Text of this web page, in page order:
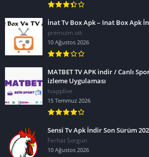
İnat Tv Box Apk – Inat Box Apk
premuim ott
10 Ağustos 2026
MATBET TV APK indir / Canlı
izleme Uygulaması
tvapplive
15 Temmuz 2026
Sensi Tv Apk İndir Son Sürüm
Ferhat Sorgun
10 Ağustos 2026